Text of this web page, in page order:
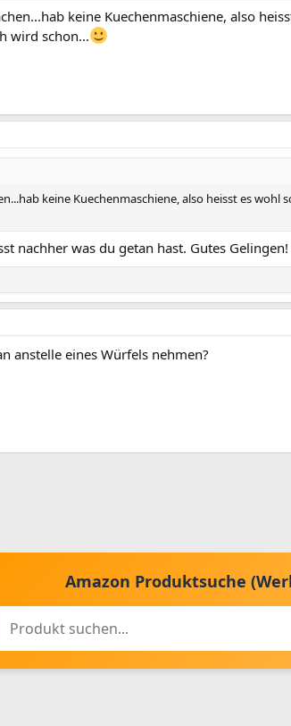
keine Kuechenmaschiene, also
wird schon...
keine Kuechenmaschiene, also heisst es
nachher was du getan hast. Gutes Gelingen!
anstelle eines Würfels nehmen?
Amazon Produktsuche